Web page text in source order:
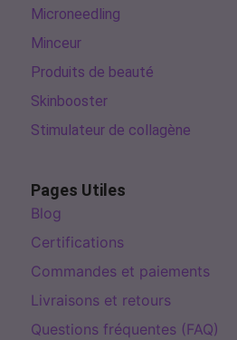
Microneedling
Minceur
Produits de beauté
Skinbooster
Stimulateur de collagène
Pages Utiles
Blog
Certifications
Commandes et paiements
Livraisons et retours
Questions fréquentes (FAQ)